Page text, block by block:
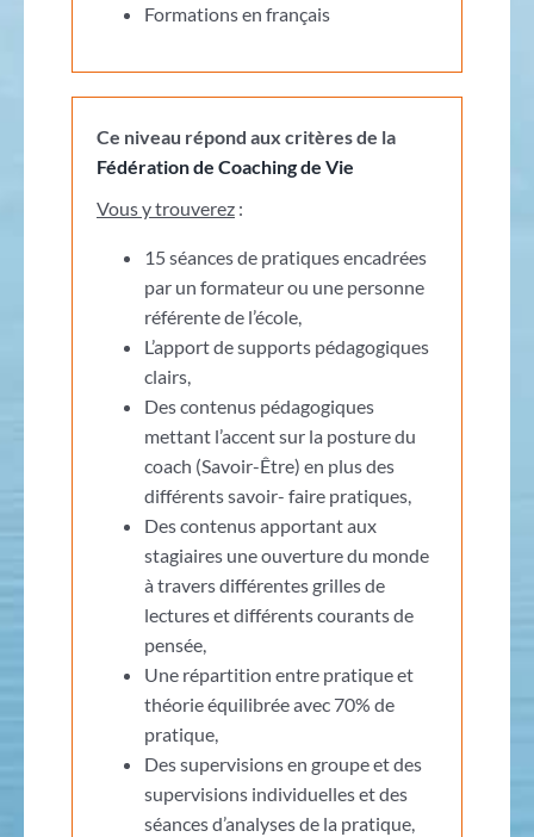
Formations en français
Ce niveau répond aux critères de la
Fédération de Coaching de Vie
Vous y trouverez:
15 séances de pratiques encadrées
par un formateur ou une personne
référente de l’école,
L’apport de supports pédagogiques
clairs,
Des contenus pédagogiques
mettant l’accent sur la posture du
coach (Savoir-Être) en plus des
différents savoir- faire pratiques,
Des contenus apportant aux
stagiaires une ouverture du monde
à travers différentes grilles de
lectures et différents courants de
pensée,
Une répartition entre pratique et
théorie équilibrée avec 70% de
pratique,
Des supervisions en groupe et des
supervisions individuelles et des
séances d’analyses de la pratique,